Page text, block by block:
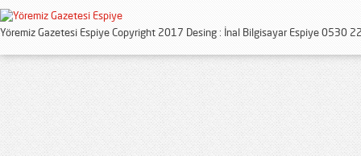
Yöremiz Gazetesi Espiye Copyright 2017 Desing : İnal Bilgisayar Espiye 0530